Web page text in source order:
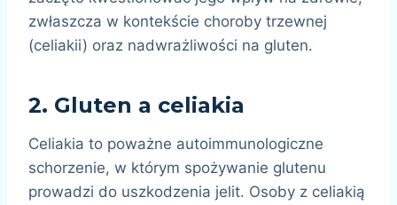
zwłaszcza w kontekście choroby trzewnej
(celiakii) oraz nadwrażliwości na gluten.
2. Gluten a celiakia
Celiakia to poważne autoimmunologiczne
schorzenie, w którym spożywanie glutenu
prowadzi do uszkodzenia jelit. Osoby z celiakią